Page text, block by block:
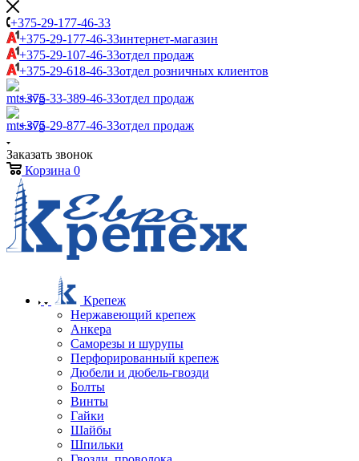
+375-29-177-46-33
+375-29-177-46-33интернет-магазин
+375-29-107-46-33отдел продаж
+375-29-618-46-33отдел розничных клиентов
+375-33-389-46-33отдел продаж
+375-29-877-46-33отдел продаж
Заказать звонок
Корзина 0
Крепеж
Нержавеющий крепеж
Анкера
Саморезы и шурупы
Перфорированный крепеж
Дюбели и дюбель-гвозди
Болты
Винты
Гайки
Шайбы
Шпильки